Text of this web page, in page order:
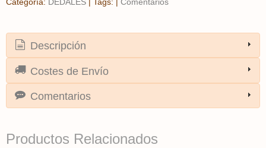
Descripción
Costes de Envío
Comentarios
Productos Relacionados